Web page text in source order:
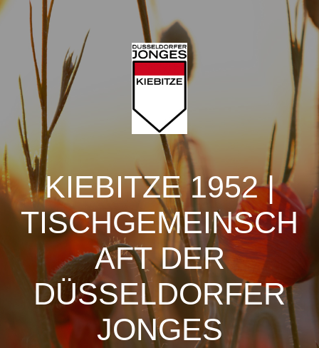
KIEBITZE 1952 |
TISCHGEMEINSCH
AFT DER
DÜSSELDORFER
JONGES